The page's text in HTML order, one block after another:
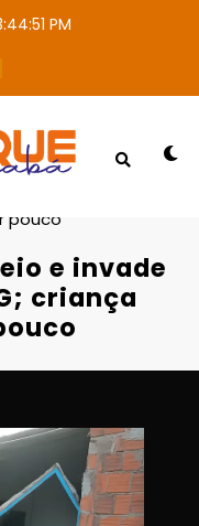
PM
pouco
e invade
criança